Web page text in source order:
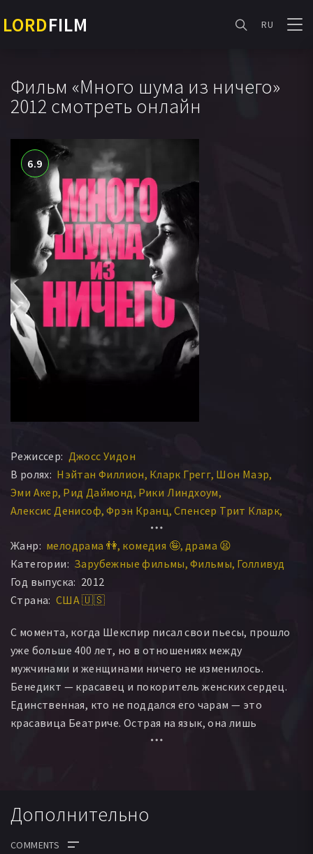
LORDFILM RU
Фильм «Много шума из ничего»
2012 смотреть онлайн
6.9
Режиссер: Джосс Уидон
В ролях: Нэйтан Филлион Кларк Грегг Шон Маэр
Эми Акер Рид Даймонд Рики Линдхоум
Алексис Денисоф Фрэн Кранц Спенсер Трит Кларк
Жанр: мелодрама 👫 комедия 🤪 драма 😫
Категории: Зарубежные фильмы Фильмы Голливуд
Год выпуска: 2012
Страна: США 🇺🇸
С момента, когда Шекспир писал свои пьесы, прошло
уже больше 400 лет, но в отношениях между
мужчинами и женщинами ничего не изменилось.
Бенедикт — красавец и покоритель женских сердец.
Единственная, кто не поддался его чарам — это
красавица Беатриче. Острая на язык, она лишь
посмеивается над Бенедиктом. Заметив это, их друзья
Дополнительно